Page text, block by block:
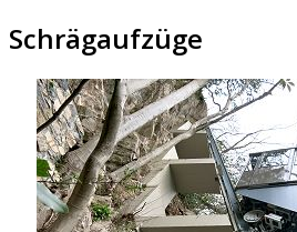
Schrägaufzüge